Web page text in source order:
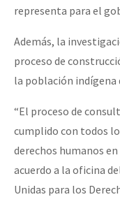
representa para el
Además, la
proceso de
la población indígena
“El proceso de
cumplido con todos
derechos humanos
acuerdo a la oficina
Unidas para los